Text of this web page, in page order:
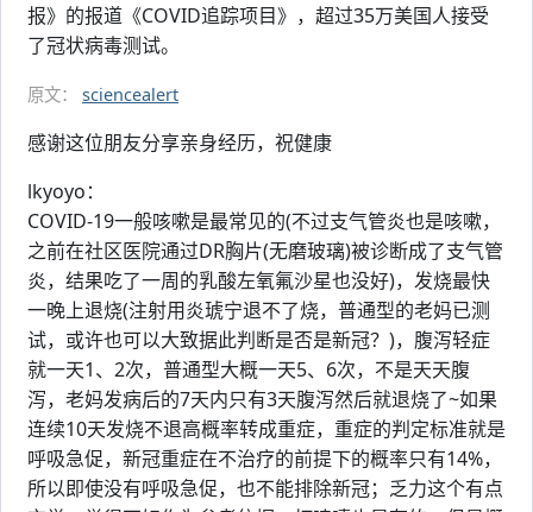
报》的报道《COVID追踪项目》，超过35万美国人接受
了冠状病毒测试。
原文： sciencealert
感谢这位朋友分享亲身经历，祝健康
lkyoyo：
COVID-19一般咳嗽是最常见的(不过支气管炎也是咳嗽，
之前在社区医院通过DR胸片(无磨玻璃)被诊断成了支气管
炎，结果吃了一周的乳酸左氧氟沙星也没好)，发烧最快
一晚上退烧(注射用炎琥宁退不了烧，普通型的老妈已测
试，或许也可以大致据此判断是否是新冠？)，腹泻轻症
就一天1、2次，普通型大概一天5、6次，不是天天腹
泻，老妈发病后的7天内只有3天腹泻然后就退烧了~如果
连续10天发烧不退高概率转成重症，重症的判定标准就是
呼吸急促，新冠重症在不治疗的前提下的概率只有14%，
所以即使没有呼吸急促，也不能排除新冠；乏力这个有点